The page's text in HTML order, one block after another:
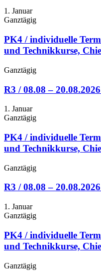
1. Januar
Ganztägig
PK4 / individuelle
und Technikkurse,
Ganztägig
R3 / 08.08 –
1. Januar
Ganztägig
PK4 / individuelle
und Technikkurse,
Ganztägig
R3 / 08.08 –
1. Januar
Ganztägig
PK4 / individuelle
und Technikkurse,
Ganztägig